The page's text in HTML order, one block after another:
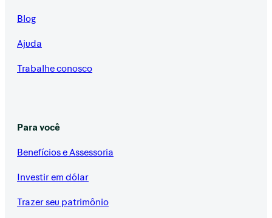
Blog
Ajuda
Trabalhe conosco
Para você
Benefícios e Assessoria
Investir em dólar
Trazer seu patrimônio